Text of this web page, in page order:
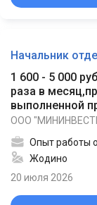
Начальник
1 600 - 5 000
раза в
выполненной
ООО
Опыт работы
Жодино
20 июля 2026